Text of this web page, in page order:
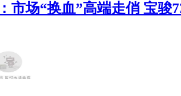
市场“换血”高端走俏 宝骏